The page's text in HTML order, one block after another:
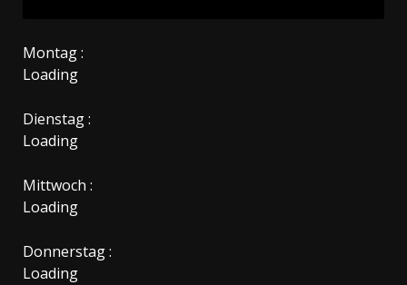
Montag :
Loading
Dienstag :
Loading
Mittwoch :
Loading
Donnerstag :
Loading